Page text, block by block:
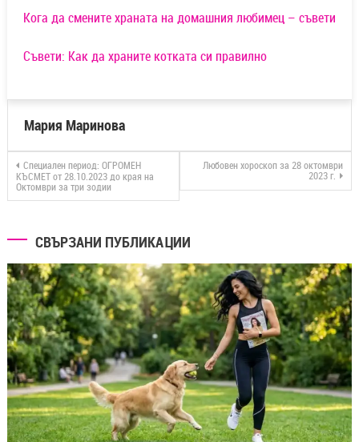
Кога да смените храната на домашния любимец – съвети
Съвети: Как да храните котката си правилно
Мария Маринова
Специален период: ОГРОМЕН
КЪСМЕТ от 28.10.2023 до края на
Октомври за три зодии
Любовен хороскоп за 28 октомври
2023 г.
СВЪРЗАНИ ПУБЛИКАЦИИ